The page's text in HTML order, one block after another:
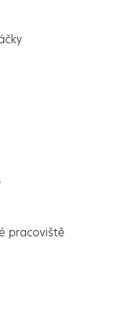
pracoviště